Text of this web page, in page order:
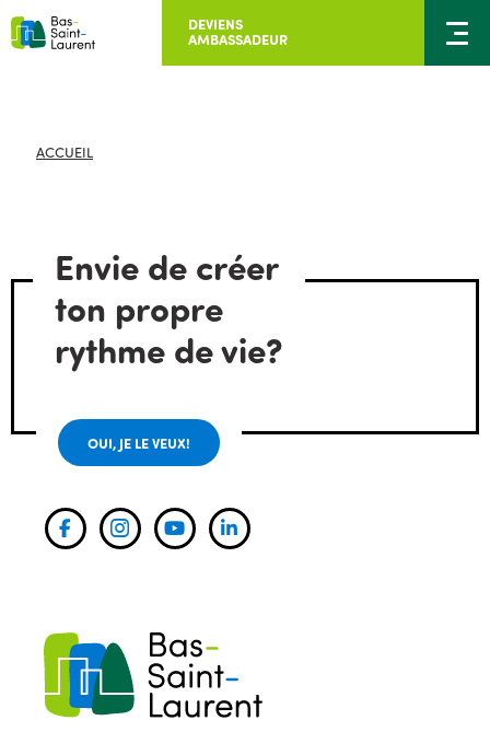
DEVIENS
AMBASSADEUR
ACCUEIL
Envie de créer
ton propre
rythme de vie?
OUI, JE LE VEUX!